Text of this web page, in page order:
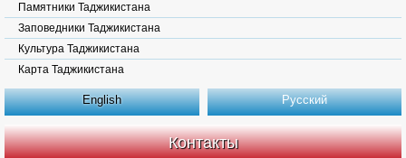
Памятники Таджикистана
Заповедники Таджикистана
Культура Таджикистана
Карта Таджикистана
English Русский
Контакты